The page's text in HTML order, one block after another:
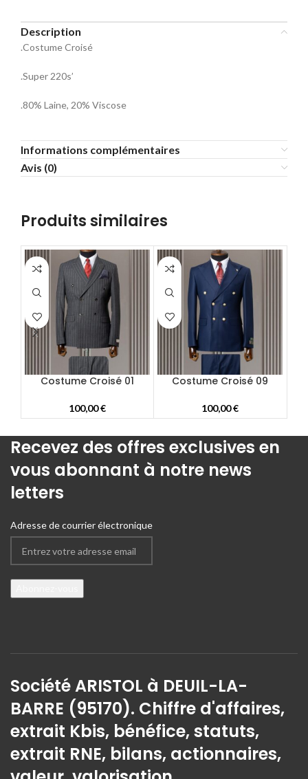
Sélectionnez la taille pour le produit
Taille Costume
46
52 54
70
Description
.Costume Croisé
.Super 220s’
.80% Laine, 20% Viscose
Informations complémentaires
Avis (0)
Produits similaires
Costume Croisé 01
100,00€
Costume Croisé 09
100,00€
Recevez des offres exclusives en
vous abonnant à notre news
letters
Adresse de courrier électronique
Société ARISTOL à DEUIL-LA-
BARRE (95170). Chiffre d'affaires,
extrait Kbis, bénéfice, statuts,
extrait RNE, bilans, actionnaires,